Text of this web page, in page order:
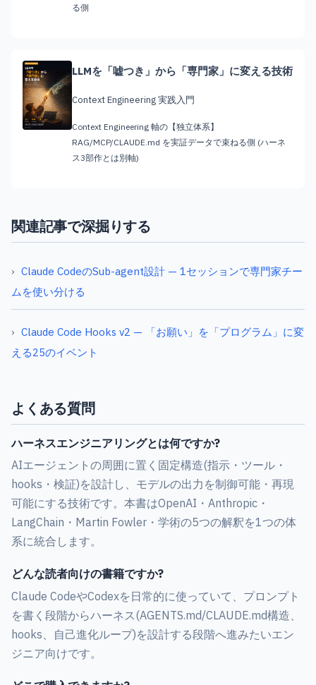
る側
LLMを「嘘つき」から「専門家」に変える技術
Context Engineering 実践入門
Context Engineering 軸の【独立体系】
RAG/MCP/CLAUDE.md を実証データで束ねる側 (ハーネ
ス3部作とは別軸)
関連記事で深掘りする
Claude CodeのSub-agent設計 — 1セッションで専門家チー
ムを使い分ける
Claude Code Hooks v2 — 「お願い」を「プログラム」に変
える25のイベント
よくある質問
ハーネスエンジニアリングとは何ですか?
AIエージェントの周囲に置く固定構造(指示・ツール・
hooks・検証)を設計し、モデルの出力を制御可能・再現
可能にする技術です。本書はOpenAI・Anthropic・
LangChain・Martin Fowler・学術の5つの解釈を1つの体
系に統合します。
どんな読者向けの書籍ですか?
Claude CodeやCodexを日常的に使っていて、プロンプト
を書く段階からハーネス(AGENTS.md/CLAUDE.md構造、
hooks、自己進化ループ)を設計する段階へ進みたいエン
ジニア向けです。